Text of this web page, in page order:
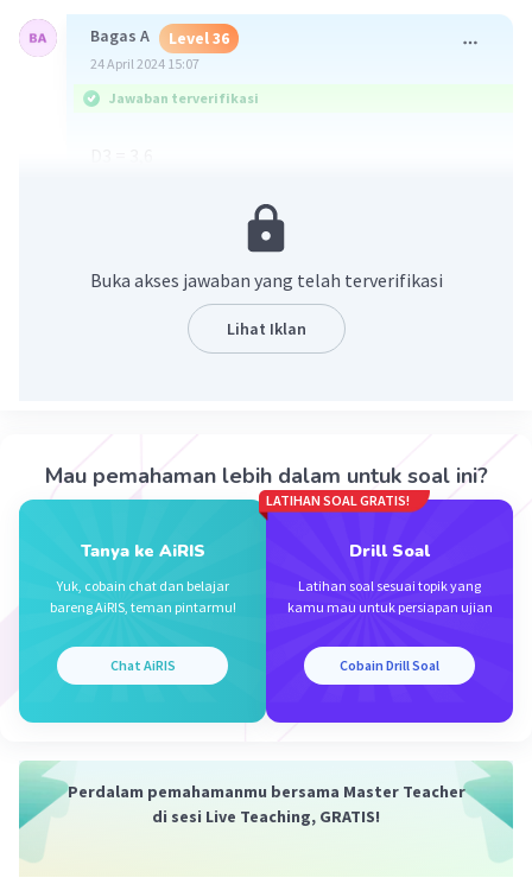
Bagas A Level 36
24 April 2024 15:07
Jawaban terverifikasi
Buka akses jawaban yang telah terverifikasi
Lihat Iklan
Mau pemahaman lebih dalam untuk soal ini?
Tanya ke AiRIS
Yuk, cobain chat dan belajar
bareng AiRIS, teman pintarmu!
Chat AiRIS
LATIHAN SOAL GRATIS!
Drill Soal
Latihan soal sesuai topik yang
kamu mau untuk persiapan ujian
Cobain Drill Soal
Perdalam pemahamanmu bersama Master Teacher
di sesi Live Teaching, GRATIS!